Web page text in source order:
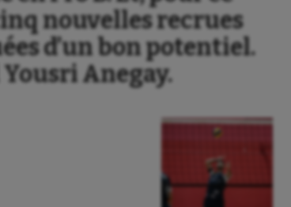
nouvelles recrues
d’un bon potentiel.
Anegay.